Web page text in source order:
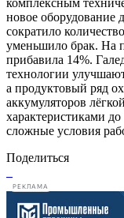
новое оборудование
сократило
уменьшило брак. На
прибавила 14%.
технологии
а продуктовый ряд
аккумуляторов
характеристиками
сложные условия
Поделиться
РЕКЛАМА